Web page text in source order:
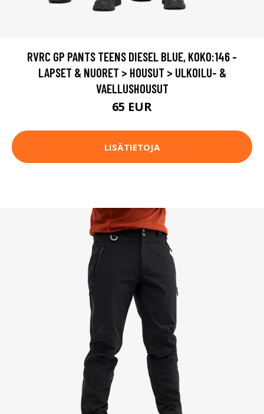
RVRC GP PANTS TEENS DIESEL BLUE, KOKO:146 -
LAPSET & NUORET > HOUSUT > ULKOILU- &
VAELLUSHOUSUT
65 EUR
LISÄTIETOJA